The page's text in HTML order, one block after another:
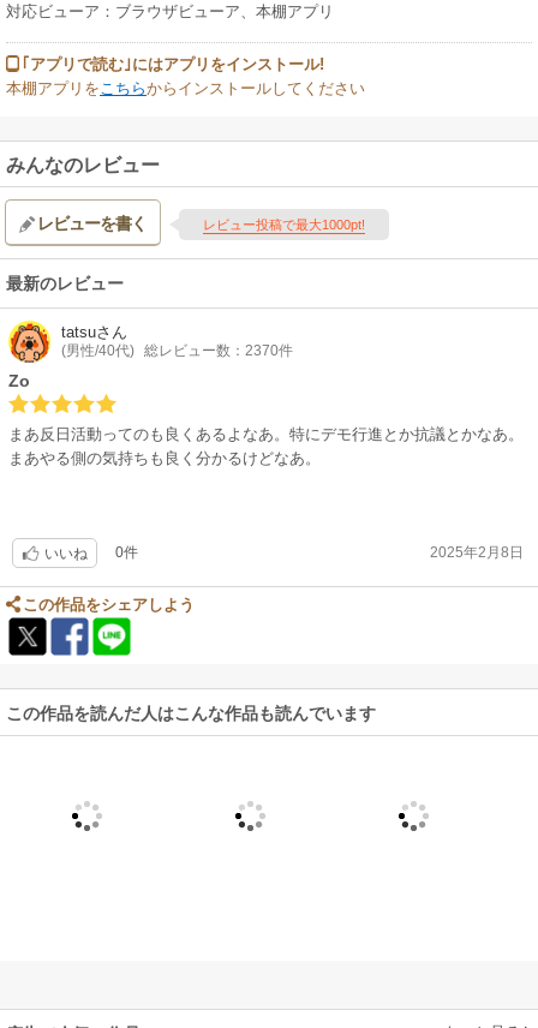
対応ビューア：ブラウザビューア、本棚アプリ
｢アプリで読む｣にはアプリをインストール!
本棚アプリを こちらからインストールしてください
みんなのレビュー
レビューを書く レビュー投稿で最大1000pt!
最新のレビュー
tatsuさん
(男性/40代) 総レビュー数：2370件
Zo
まあ反日活動ってのも良くあるよなあ。特にデモ行進とか抗議とかなあ。
まあやる側の気持ちも良く分かるけどなあ。
いいね 0件 2025年2月8日
この作品をシェアしよう
この作品を読んだ人はこんな作品も読んでいます